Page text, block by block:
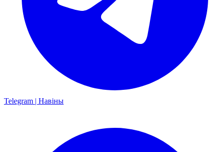
Telegram | Навіны